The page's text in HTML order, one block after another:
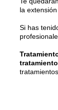
la
Si has